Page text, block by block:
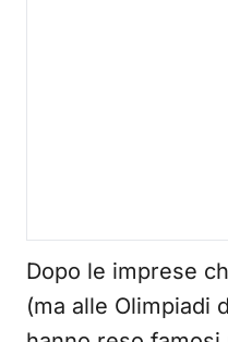
Dopo le imprese
(ma alle Olimpiadi